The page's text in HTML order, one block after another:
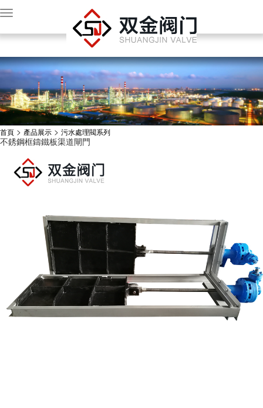
国产在线导航,粗大的内捧猛烈进出爽大牛汉子,91在线视频资源福利网,国产最新福利
小视频,97久久国产精品女不卡,亚洲精品免费电影
首頁 > 產品展示 > 污水處理閥系列
不銹鋼框鑄鐵板渠道閘門